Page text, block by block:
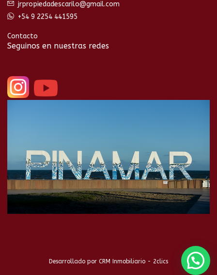
jrpropiedadescarilo@gmail.com
+54 9 2254 441595
Contacto
Seguinos en nuestras redes
Desarrollado por CRM Inmobiliario - 2clics